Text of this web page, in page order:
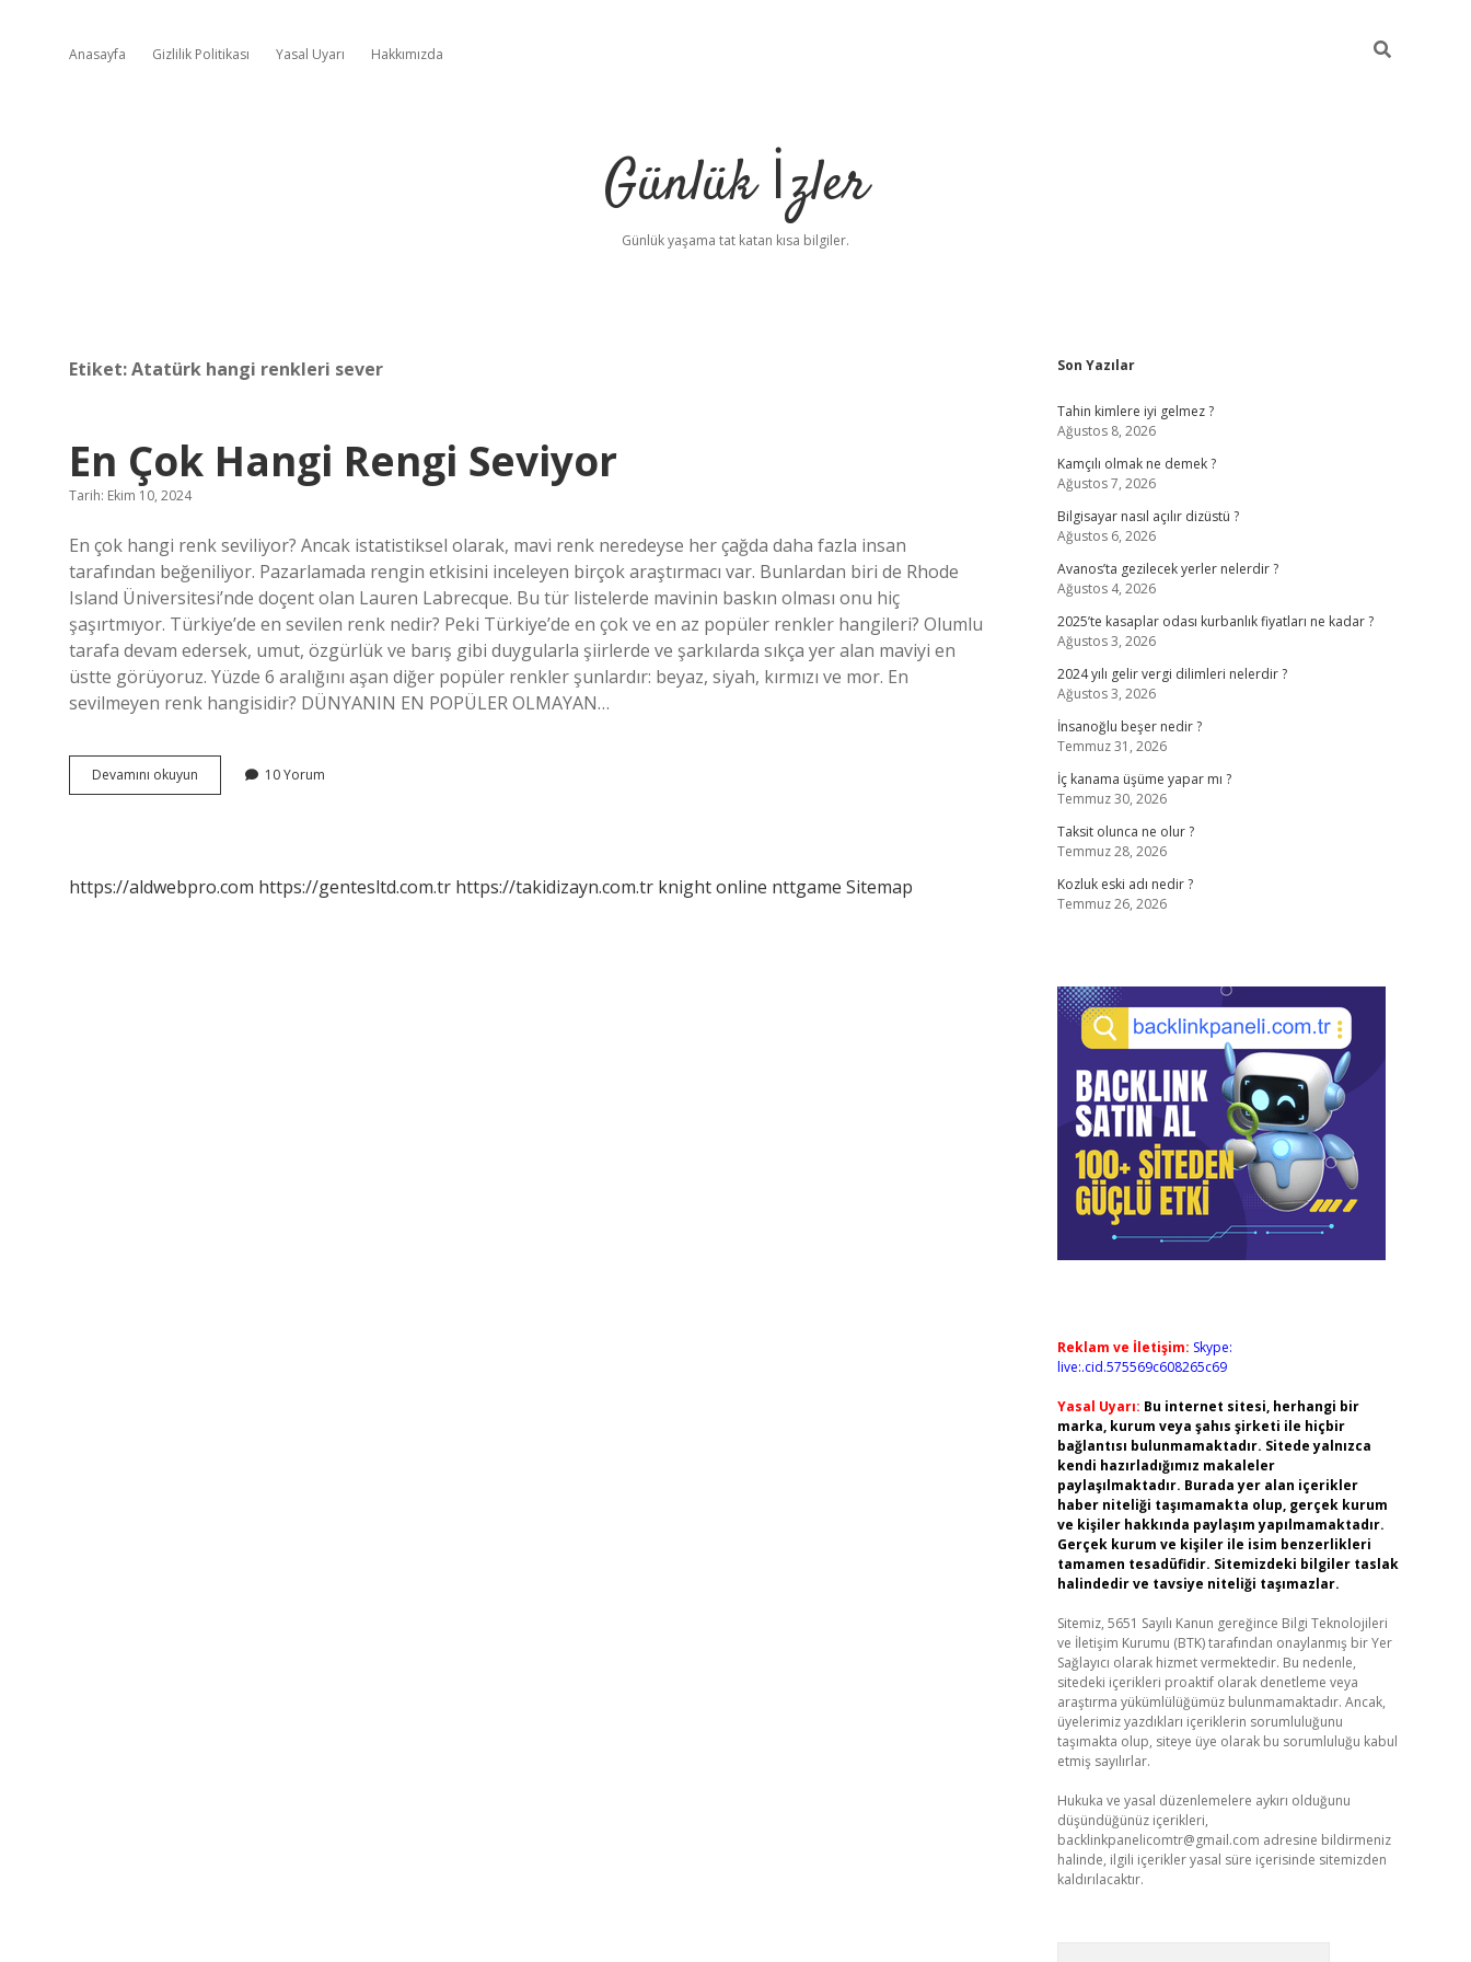
Anasayfa Gizlilik Politikası Yasal Uyarı Hakkımızda
Günlük İzler
Günlük yaşama tat katan kısa bilgiler.
Etiket:Atatürk hangi renkleri sever
En Çok Hangi Rengi Seviyor
Tarih: Ekim 10, 2024
En çok hangi renk seviliyor? Ancak istatistiksel olarak, mavi renk neredeyse her çağda daha fazla insan
tarafından beğeniliyor. Pazarlamada rengin etkisini inceleyen birçok araştırmacı var. Bunlardan biri de Rhode
Island Üniversitesi’nde doçent olan Lauren Labrecque. Bu tür listelerde mavinin baskın olması onu hiç
şaşırtmıyor. Türkiye’de en sevilen renk nedir? Peki Türkiye’de en çok ve en az popüler renkler hangileri? Olumlu
tarafa devam edersek, umut, özgürlük ve barış gibi duygularla şiirlerde ve şarkılarda sıkça yer alan maviyi en
üstte görüyoruz. Yüzde 6 aralığını aşan diğer popüler renkler şunlardır: beyaz, siyah, kırmızı ve mor. En
sevilmeyen renk hangisidir? DÜNYANIN EN POPÜLER OLMAYAN…
Devamını okuyun
Çok
10 Yorum
https://aldwebpro.com https://gentesltd.com.tr https://takidizayn.com.tr knight online nttgame Sitemap
Sidebar
Son Yazılar
Tahin kimlere iyi gelmez ?
Ağustos 8, 2026
Kamçılı olmak ne demek ?
Ağustos 7, 2026
Bilgisayar nasıl açılır dizüstü ?
Ağustos 6, 2026
Avanos’ta gezilecek yerler nelerdir ?
Ağustos 4, 2026
2025’te kasaplar odası kurbanlık fiyatları ne kadar ?
Ağustos 3, 2026
2024 yılı gelir vergi dilimleri nelerdir ?
Ağustos 3, 2026
İnsanoğlu beşer nedir ?
Temmuz 31, 2026
İç kanama üşüme yapar mı ?
Temmuz 30, 2026
Taksit olunca ne olur ?
Temmuz 28, 2026
Kozluk eski adı nedir ?
Temmuz 26, 2026
Reklam ve İletişim: Skype:
live:.cid.575569c608265c69
Yasal Uyarı: Bu internet sitesi, herhangi bir
marka, kurum veya şahıs şirketi ile hiçbir
bağlantısı bulunmamaktadır. Sitede yalnızca
kendi hazırladığımız makaleler
paylaşılmaktadır. Burada yer alan içerikler
haber niteliği taşımamakta olup, gerçek kurum
ve kişiler hakkında paylaşım yapılmamaktadır.
Gerçek kurum ve kişiler ile isim benzerlikleri
tamamen tesadüfidir. Sitemizdeki bilgiler taslak
halindedir ve tavsiye niteliği taşımazlar.
Sitemiz, 5651 Sayılı Kanun gereğince Bilgi Teknolojileri
ve İletişim Kurumu (BTK) tarafından onaylanmış bir Yer
Sağlayıcı olarak hizmet vermektedir. Bu nedenle,
sitedeki içerikleri proaktif olarak denetleme veya
araştırma yükümlülüğümüz bulunmamaktadır. Ancak,
üyelerimiz yazdıkları içeriklerin sorumluluğunu
taşımakta olup, siteye üye olarak bu sorumluluğu kabul
etmiş sayılırlar.
Hukuka ve yasal düzenlemelere aykırı olduğunu
düşündüğünüz içerikleri,
backlinkpanelicomtr@gmail.com adresine bildirmeniz
halinde, ilgili içerikler yasal süre içerisinde sitemizden
kaldırılacaktır.